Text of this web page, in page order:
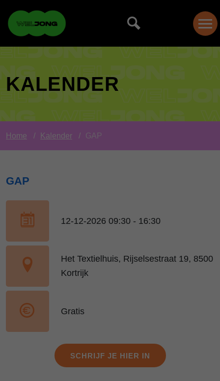
KALENDER
Home Kalender GAP
GAP
12-12-2026 09:30 - 16:30
Het Textielhuis, Rijselsestraat 19, 8500
Kortrijk
Gratis
SCHRIJF JE HIER IN